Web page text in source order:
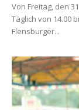
Von Freitag, den
Täglich von 14.00
Flensburger...